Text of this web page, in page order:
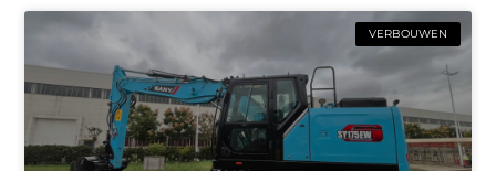
VERBOUWEN